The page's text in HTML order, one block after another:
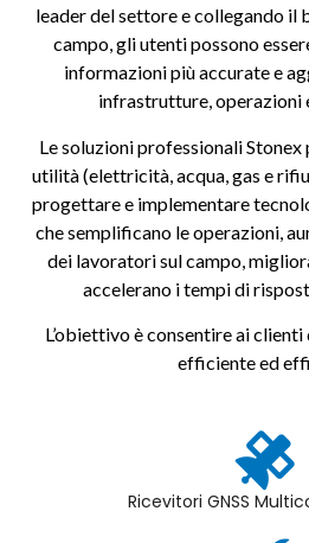
leader del settore e collegando il
campo, gli utenti possono
informazioni più accurate e
infrastrutture, operazioni
Le soluzioni professionali
utilità (elettricità, acqua, gas e
progettare e implementare
che semplificano le operazioni,
dei lavoratori sul campo,
accelerano i tempi di
L’obiettivo è consentire ai
efficiente ed
Ricevitori GNSS